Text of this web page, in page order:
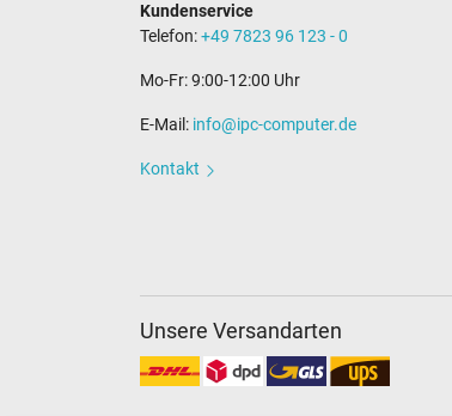
Kundenservice
Telefon:+49 7823 96 123 - 0
Mo-Fr: 9:00-12:00 Uhr
E-Mail: info@ipc-computer.de
Kontakt
Unsere Versandarten